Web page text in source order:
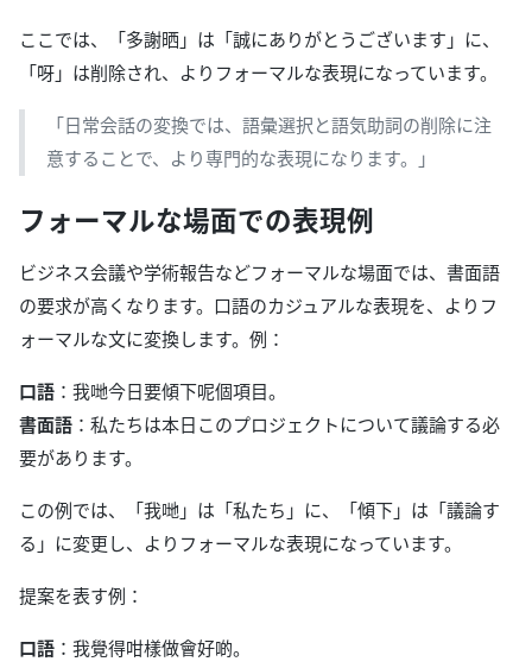
ここでは、「多謝晒」は「誠にありがとうございます」に、
「呀」は削除され、よりフォーマルな表現になっています。
「日常会話の変換では、語彙選択と語気助詞の削除に注
意することで、より専門的な表現になります。」
フォーマルな場面での表現例
ビジネス会議や学術報告などフォーマルな場面では、書面語
の要求が高くなります。口語のカジュアルな表現を、よりフ
ォーマルな文に変換します。例：
口語 ：我哋今日要傾下呢個項目。
書面語 ：私たちは本日このプロジェクトについて議論する必
要があります。
この例では、「我哋」は「私たち」に、「傾下」は「議論す
る」に変更し、よりフォーマルな表現になっています。
提案を表す例：
口語 ：我覺得咁樣做會好啲。